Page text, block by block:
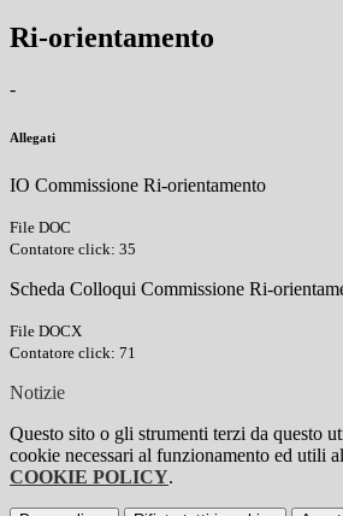
Ri-orientamento
-
Allegati
IO Commissione Ri-orientamento
File DOC
Contatore click: 35
Scheda Colloqui Commissione Ri-
File DOCX
Contatore click: 71
Notizie
Questo sito o gli strumenti terzi da questo
cookie necessari al funzionamento ed utili
COOKIE POLICY.